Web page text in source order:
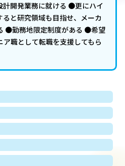
計開発業務に就ける ●更にハイ
と研究領域も目指せ、メーカ
●勤務地限定制度がある ●希望
職として転職を支援してもら